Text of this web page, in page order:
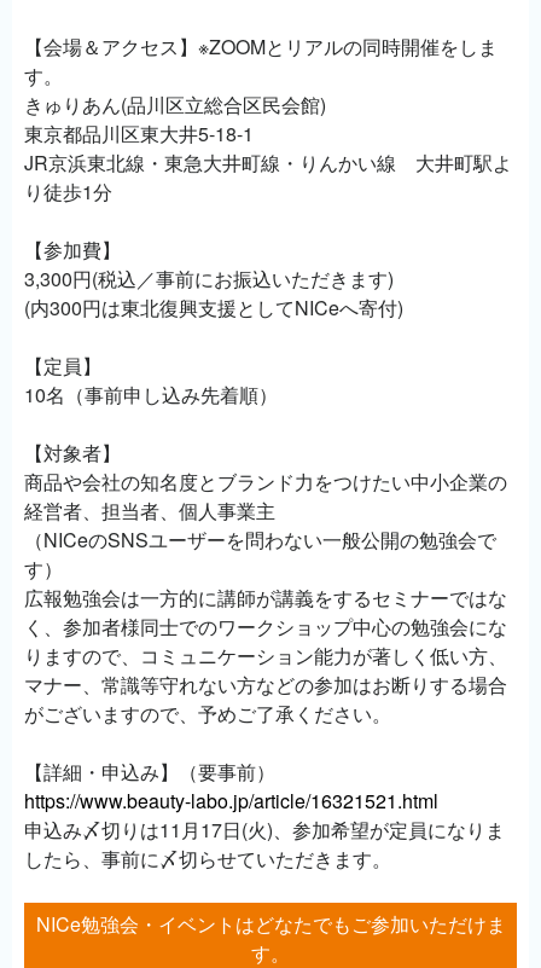
【会場＆アクセス】※ZOOMとリアルの同時開催をしま
す。
きゅりあん(品川区立総合区民会館)
東京都品川区東大井5-18-1
JR京浜東北線・東急大井町線・りんかい線 大井町駅よ
り徒歩1分
【参加費】
3,300円(税込／事前にお振込いただきます)
(内300円は東北復興支援としてNICeへ寄付)
【定員】
10名（事前申し込み先着順）
【対象者】
商品や会社の知名度とブランド力をつけたい中小企業の
経営者、担当者、個人事業主
（NICeのSNSユーザーを問わない一般公開の勉強会で
す）
広報勉強会は一方的に講師が講義をするセミナーではな
く、参加者様同士でのワークショップ中心の勉強会にな
りますので、コミュニケーション能力が著しく低い方、
マナー、常識等守れない方などの参加はお断りする場合
がございますので、予めご了承ください。
【詳細・申込み】（要事前）
https://www.beauty-labo.jp/article/16321521.html
申込み〆切りは11月17日(火)、参加希望が定員になりま
したら、事前に〆切らせていただきます。
NICe勉強会・イベントはどなたでもご参加いただけま
す。